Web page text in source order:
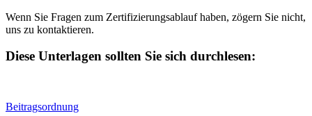
Wenn Sie Fragen zum Zertifizierungsablauf haben, zögern Sie nicht,
uns zu kontaktieren.
Diese Unterlagen sollten Sie sich durchlesen:
Beitragsordnung